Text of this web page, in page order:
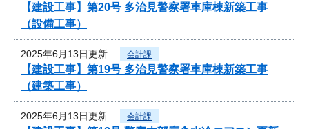
【建設工事】第20号 多治見警察署車庫棟新築工事
（設備工事）
2025年6月13日更新 会計課
【建設工事】第19号 多治見警察署車庫棟新築工事
（建築工事）
2025年6月13日更新 会計課